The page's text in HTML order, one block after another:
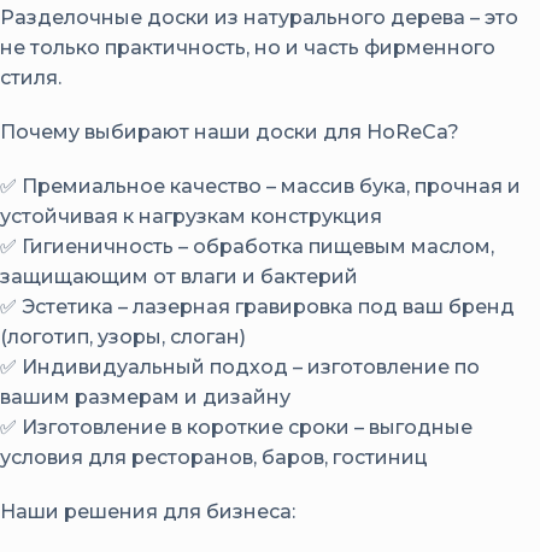
Разделочные доски из натурального дерева – это
не только практичность, но и часть фирменного
стиля.
Почему выбирают наши доски для HoReCa?
✅ Премиальное качество – массив бука, прочная и
устойчивая к нагрузкам конструкция
✅ Гигиеничность – обработка пищевым маслом,
защищающим от влаги и бактерий
✅ Эстетика – лазерная гравировка под ваш бренд
(логотип, узоры, слоган)
✅ Индивидуальный подход – изготовление по
вашим размерам и дизайну
✅ Изготовление в короткие сроки – выгодные
условия для ресторанов, баров, гостиниц
Наши решения для бизнеса: